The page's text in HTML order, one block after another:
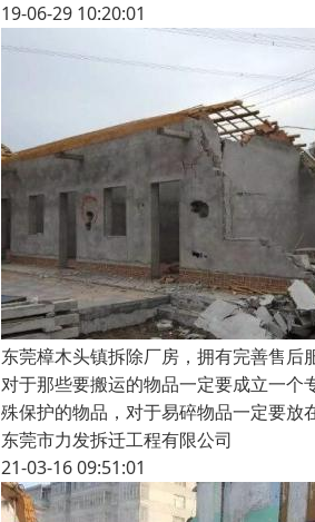
19-06-29 10:20:01
东莞樟木头镇拆除厂房，拥有完善售后
对于那些要搬运的物品一定要成立一
殊保护的物品，对于易碎物品一定要
东莞市力发拆迁工程有限公司
21-03-16 09:51:01